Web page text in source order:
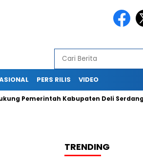
PERS RILIS VIDEO
Kabupaten Deli Serdang
TRENDING